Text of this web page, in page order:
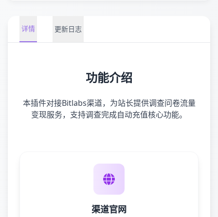
详情 更新日志
功能介绍
本插件对接Bitlabs渠道，为站长提供调查问卷流量
变现服务，支持调查完成自动充值核心功能。
渠道官网